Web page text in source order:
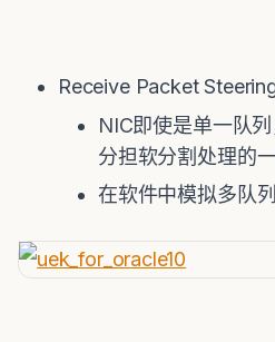
Receive Packet Steering
NIC即使是单一队
分担软分割处理的
在软件中模拟多队列